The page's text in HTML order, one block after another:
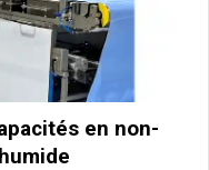
en non-